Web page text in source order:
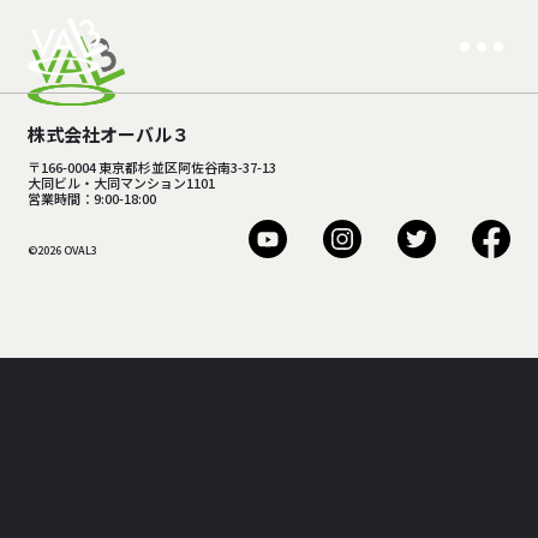
株式会社オーバル３
〒166-0004 東京都杉並区阿佐谷南3-37-13
大同ビル・大同マンション1101
営業時間：9:00-18:00
©2026 OVAL3